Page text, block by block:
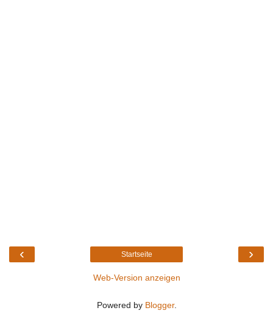
‹ ›
Startseite
Web-Version anzeigen
Powered by Blogger.